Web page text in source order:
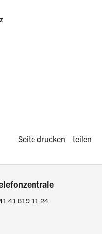
Diese Seite
Seite drucken teilen
41 819 11 24